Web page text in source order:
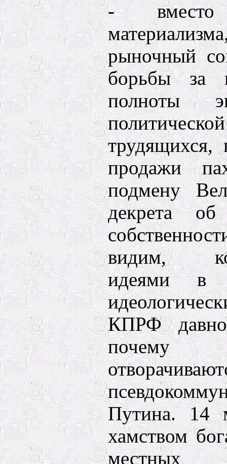
- вместо
рыночный
борьбы за
полноты
трудящихся,
продажи
подмену
декрета
видим,
идеями в
КПРФ
почему
Путина. 14
хамством
местных